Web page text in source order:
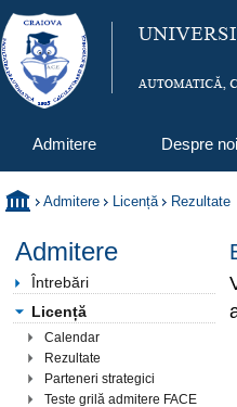
Admitere Despre noi
Admitere Licență Rezultate
Admitere
Întrebări
Licență
Calendar
Rezultate
Parteneri strategici
Teste grilă admitere FACE